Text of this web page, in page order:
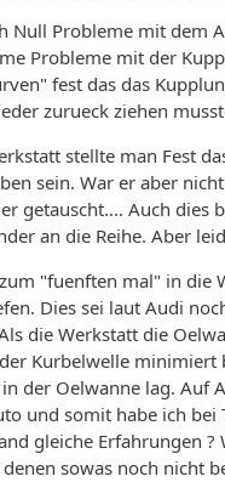
Null Probleme mit dem
Probleme mit der
fest das das
zurueck ziehen
stellte man Fest
sein. War er aber
getauscht.... Auch dies
an die Reihe. Aber
"fuenften mal" in die
Dies sei laut Audi
die Werkstatt die
Kurbelwelle
der Oelwanne lag. Auf
und somit habe ich bei
gleiche Erfahrungen
sowas noch nicht